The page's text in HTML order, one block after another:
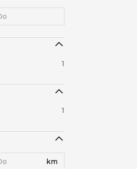
1
1
km